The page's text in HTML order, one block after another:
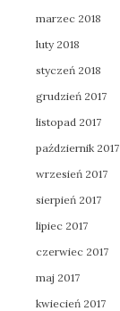
marzec 2018
luty 2018
styczeń 2018
grudzień 2017
listopad 2017
październik 2017
wrzesień 2017
sierpień 2017
lipiec 2017
czerwiec 2017
maj 2017
kwiecień 2017